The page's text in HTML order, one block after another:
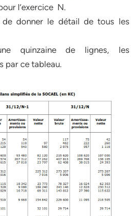
l’exercice N.
de donner le détail de tous les
quinzaine de lignes, les
par ce tableau.